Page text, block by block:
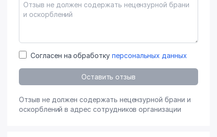
Согласен на обработку персональных данных
Оставить отзыв
Отзыв не должен содержать нецензурной брани и
оскорблений в адрес сотрудников организации